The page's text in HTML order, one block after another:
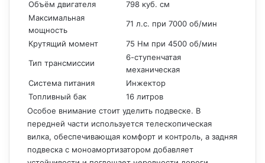
Объём двигателя
798 куб. см
Максимальная
мощность
71 л.с. при 7000 об/мин
Крутящий момент 75 Нм при 4500 об/мин
Тип трансмиссии
6-ступенчатая
механическая
Система питания
Инжектор
Топливный бак
16 литров
Особое внимание стоит уделить подвеске. В
передней части используется телескопическая
вилка, обеспечивающая комфорт и контроль, а задняя
подвеска с моноамортизатором добавляет